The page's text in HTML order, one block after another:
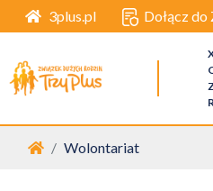
3plus.pl Dołącz do
Strona główna
Wolontariat